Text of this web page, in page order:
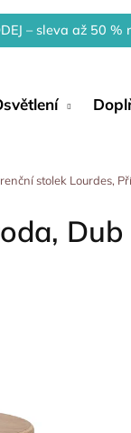
– sleva až 50
stolek Lourdes,
Dub